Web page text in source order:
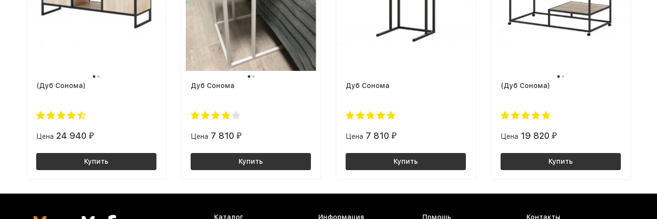
(Дуб Сонома)
Цена 24 940 ₽
Купить
Дуб Сонома
Цена 7 810₽
Купить
Дуб Сонома
Цена 7 810 ₽
Купить
(Дуб Сонома)
Цена 19 820 ₽
Купить
Каталог Информация Помощь Контакты